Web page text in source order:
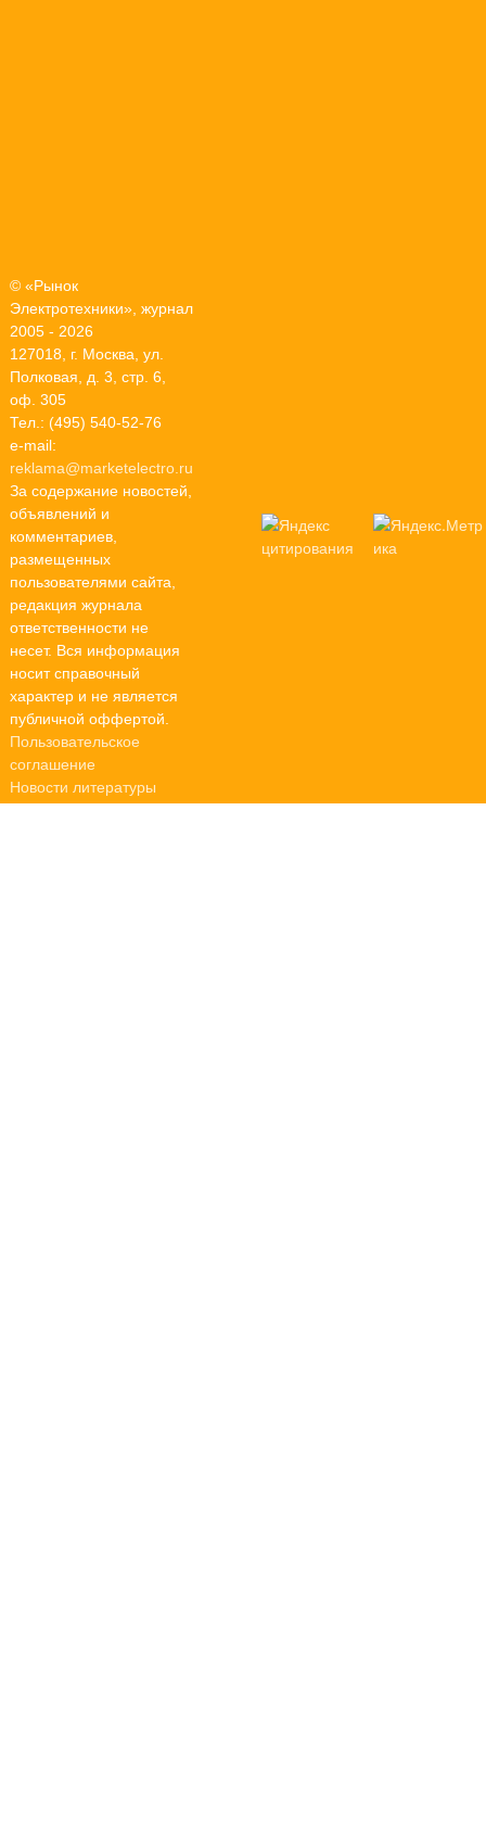
© «Рынок
Электротехники», журнал
2005 - 2026
127018, г. Москва, ул.
Полковая, д. 3, стр. 6,
оф. 305
Тел.: (495) 540-52-76
e-mail:
reklama@marketelectro.ru
За содержание новостей,
объявлений и
комментариев,
размещенных
пользователями сайта,
редакция журнала
ответственности не
несет. Вся информация
носит справочный
характер и не является
публичной оффертой.
Пользовательское
соглашение
Новости литературы